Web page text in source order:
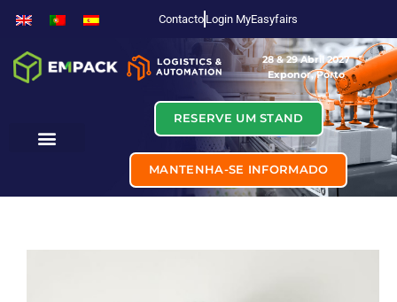
Contacto Login MyEasyfairs
28 & 29 Abril 2027
Exponor, Porto
RESERVE UM STAND
MANTENHA-SE INFORMADO